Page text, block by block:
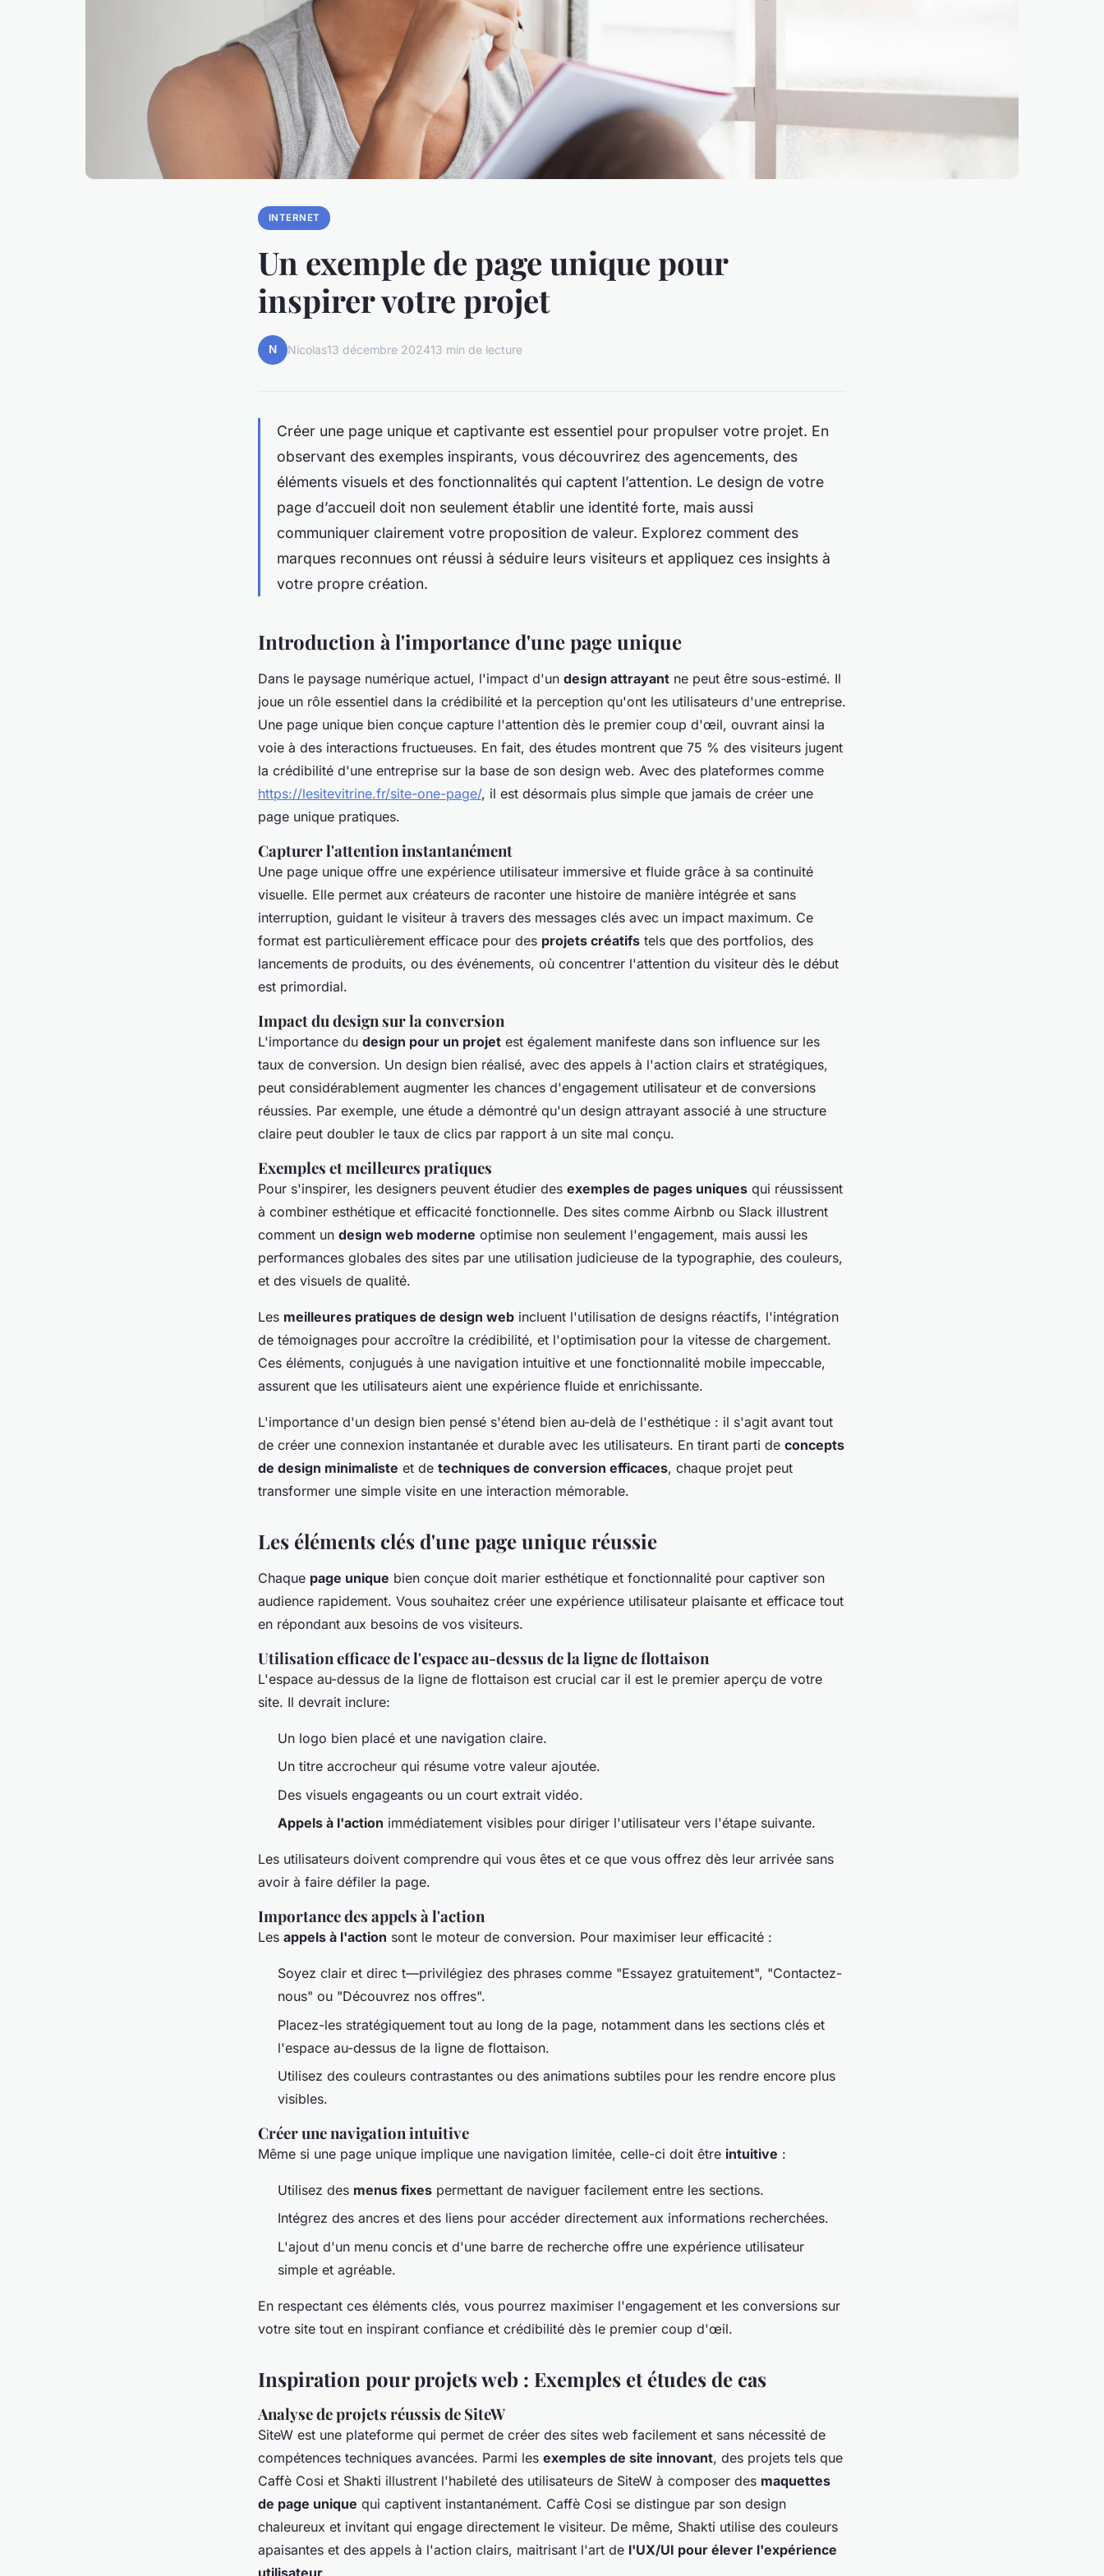
INTERNET
Un exemple de page unique pour
inspirer votre projet
N Nicolas13 décembre 202413 min de lecture
Créer une page unique et captivante est essentiel pour propulser votre projet. En
observant des exemples inspirants, vous découvrirez des agencements, des
éléments visuels et des fonctionnalités qui captent l’attention. Le design de votre
page d’accueil doit non seulement établir une identité forte, mais aussi
communiquer clairement votre proposition de valeur. Explorez comment des
marques reconnues ont réussi à séduire leurs visiteurs et appliquez ces insights à
votre propre création.
Introduction à l'importance d'une page unique
Dans le paysage numérique actuel, l'impact d'un design attrayant ne peut être sous-estimé. Il
joue un rôle essentiel dans la crédibilité et la perception qu'ont les utilisateurs d'une entreprise.
Une page unique bien conçue capture l'attention dès le premier coup d'œil, ouvrant ainsi la
voie à des interactions fructueuses. En fait, des études montrent que 75 % des visiteurs jugent
la crédibilité d'une entreprise sur la base de son design web. Avec des plateformes comme
https://lesitevitrine.fr/site-one-page/, il est désormais plus simple que jamais de créer une
page unique pratiques.
Capturer l'attention instantanément
Une page unique offre une expérience utilisateur immersive et fluide grâce à sa continuité
visuelle. Elle permet aux créateurs de raconter une histoire de manière intégrée et sans
interruption, guidant le visiteur à travers des messages clés avec un impact maximum. Ce
format est particulièrement efficace pour des projets créatifs tels que des portfolios, des
lancements de produits, ou des événements, où concentrer l'attention du visiteur dès le début
est primordial.
Impact du design sur la conversion
L'importance du design pour un projet est également manifeste dans son influence sur les
taux de conversion. Un design bien réalisé, avec des appels à l'action clairs et stratégiques,
peut considérablement augmenter les chances d'engagement utilisateur et de conversions
réussies. Par exemple, une étude a démontré qu'un design attrayant associé à une structure
claire peut doubler le taux de clics par rapport à un site mal conçu.
Exemples et meilleures pratiques
Pour s'inspirer, les designers peuvent étudier des exemples de pages uniques qui réussissent
à combiner esthétique et efficacité fonctionnelle. Des sites comme Airbnb ou Slack illustrent
comment un design web moderne optimise non seulement l'engagement, mais aussi les
performances globales des sites par une utilisation judicieuse de la typographie, des couleurs,
et des visuels de qualité.
Les meilleures pratiques de design web incluent l'utilisation de designs réactifs, l'intégration
de témoignages pour accroître la crédibilité, et l'optimisation pour la vitesse de chargement.
Ces éléments, conjugués à une navigation intuitive et une fonctionnalité mobile impeccable,
assurent que les utilisateurs aient une expérience fluide et enrichissante.
L'importance d'un design bien pensé s'étend bien au-delà de l'esthétique : il s'agit avant tout
de créer une connexion instantanée et durable avec les utilisateurs. En tirant parti de concepts
de design minimaliste et de techniques de conversion efficaces, chaque projet peut
transformer une simple visite en une interaction mémorable.
Les éléments clés d'une page unique réussie
Chaque page unique bien conçue doit marier esthétique et fonctionnalité pour captiver son
audience rapidement. Vous souhaitez créer une expérience utilisateur plaisante et efficace tout
en répondant aux besoins de vos visiteurs.
Utilisation efficace de l'espace au-dessus de la ligne de flottaison
L'espace au-dessus de la ligne de flottaison est crucial car il est le premier aperçu de votre
site. Il devrait inclure:
Un logo bien placé et une navigation claire.
Un titre accrocheur qui résume votre valeur ajoutée.
Des visuels engageants ou un court extrait vidéo.
Appels à l'action immédiatement visibles pour diriger l'utilisateur vers l'étape suivante.
Les utilisateurs doivent comprendre qui vous êtes et ce que vous offrez dès leur arrivée sans
avoir à faire défiler la page.
Importance des appels à l'action
Les appels à l'action sont le moteur de conversion. Pour maximiser leur efficacité :
Soyez clair et direc t—privilégiez des phrases comme "Essayez gratuitement", "Contactez-
nous" ou "Découvrez nos offres".
Placez-les stratégiquement tout au long de la page, notamment dans les sections clés et
l'espace au-dessus de la ligne de flottaison.
Utilisez des couleurs contrastantes ou des animations subtiles pour les rendre encore plus
visibles.
Créer une navigation intuitive
Même si une page unique implique une navigation limitée, celle-ci doit être intuitive :
Utilisez des menus fixes permettant de naviguer facilement entre les sections.
Intégrez des ancres et des liens pour accéder directement aux informations recherchées.
L'ajout d'un menu concis et d'une barre de recherche offre une expérience utilisateur
simple et agréable.
En respectant ces éléments clés, vous pourrez maximiser l'engagement et les conversions sur
votre site tout en inspirant confiance et crédibilité dès le premier coup d'œil.
Inspiration pour projets web : Exemples et études de cas
Analyse de projets réussis de SiteW
SiteW est une plateforme qui permet de créer des sites web facilement et sans nécessité de
compétences techniques avancées. Parmi les exemples de site innovant, des projets tels que
Caffè Cosi et Shakti illustrent l'habileté des utilisateurs de SiteW à composer des maquettes
de page unique qui captivent instantanément. Caffè Cosi se distingue par son design
chaleureux et invitant qui engage directement le visiteur. De même, Shakti utilise des couleurs
apaisantes et des appels à l'action clairs, maitrisant l'art de l'UX/UI pour élever l'expérience
utilisateur